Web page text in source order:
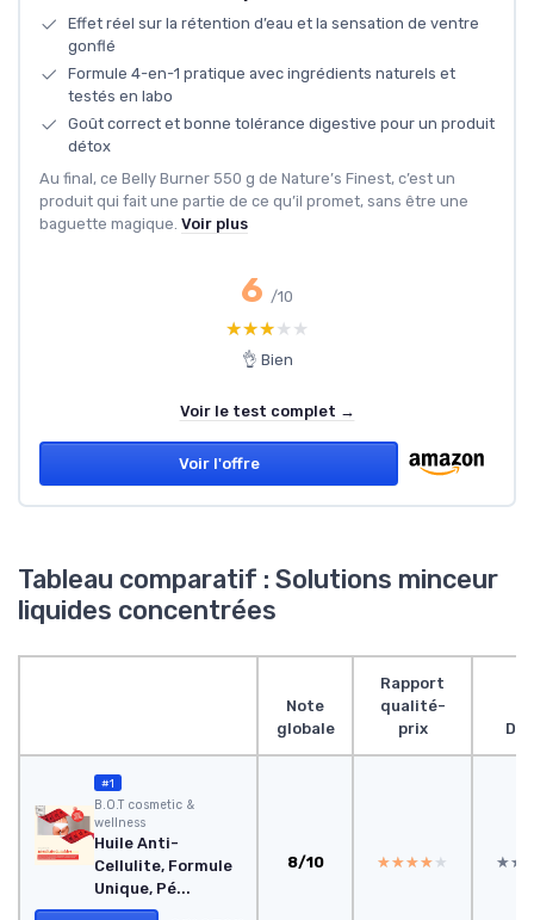
Effet réel sur la rétention d’eau et la sensation de ventre
gonflé
Formule 4-en-1 pratique avec ingrédients naturels et
testés en labo
Goût correct et bonne tolérance digestive pour un produit
détox
Au final, ce Belly Burner 550 g de Nature’s Finest, c’est un
produit qui fait une partie de ce qu’il promet, sans être une
baguette magique. Voir plus
6 /10
★★★★★
★★★★★
👌 Bien
Voir le test complet →
Voir l'offre
Tableau comparatif : Solutions minceur
liquides concentrées
Note
globale
Rapport
qualité-
prix
#1
B.O.T cosmetic &
wellness
Huile Anti-
Cellulite, Formule
Unique, Pé...
8/10 ★★★★★
★★★★★